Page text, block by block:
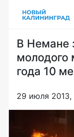
В Немане
молодого
года 10
29 июля 2013,